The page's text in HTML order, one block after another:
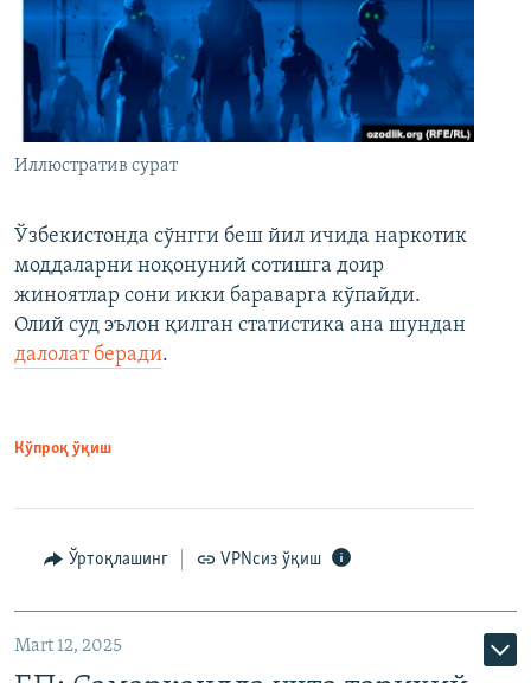
Иллюстратив сурат
Ўзбекистонда сўнгги беш йил ичида наркотик
моддаларни ноқонуний сотишга доир
жиноятлар сони икки бараварга кўпайди.
Олий суд эълон қилган статистика ана шундан
далолат беради.
Кўпроқ ўқиш
Ўртоқлашинг VPNсиз ўқиш
Mart 12, 2025